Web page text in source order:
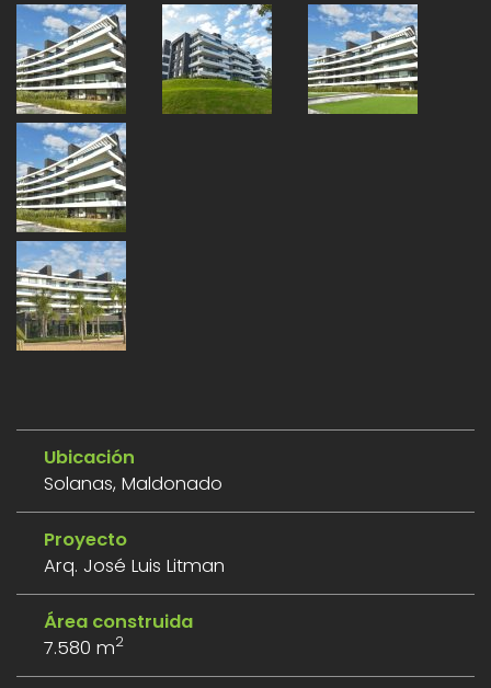
Ubicación
Solanas, Maldonado
Proyecto
Arq. José Luis Litman
Área construida
7.580 m2